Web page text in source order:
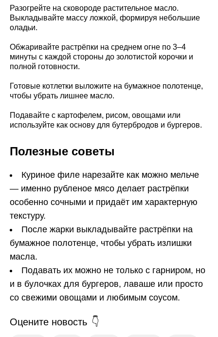
Разогрейте на сковороде растительное масло.
Выкладывайте массу ложкой, формируя небольшие
оладьи.
Обжаривайте растрёпки на среднем огне по 3–4
минуты с каждой стороны до золотистой корочки и
полной готовности.
Готовые котлетки выложите на бумажное полотенце,
чтобы убрать лишнее масло.
Подавайте с картофелем, рисом, овощами или
используйте как основу для бутербродов и бургеров.
Полезные советы
Куриное филе нарезайте как можно мельче
— именно рубленое мясо делает растрёпки
особенно сочными и придаёт им характерную
текстуру.
После жарки выкладывайте растрёпки на
бумажное полотенце, чтобы убрать излишки
масла.
Подавать их можно не только с гарниром, но
и в булочках для бургеров, лаваше или просто
со свежими овощами и любимым соусом.
Оцените новость